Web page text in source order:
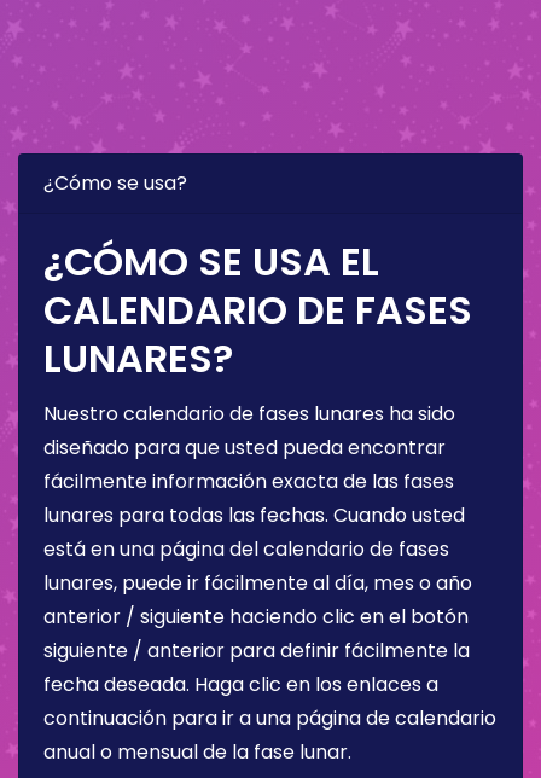
¿Cómo se usa?
¿CÓMO SE USA EL
CALENDARIO DE FASES
LUNARES?
Nuestro calendario de fases lunares ha sido
diseñado para que usted pueda encontrar
fácilmente información exacta de las fases
lunares para todas las fechas. Cuando usted
está en una página del calendario de fases
lunares, puede ir fácilmente al día, mes o año
anterior / siguiente haciendo clic en el botón
siguiente / anterior para definir fácilmente la
fecha deseada. Haga clic en los enlaces a
continuación para ir a una página de calendario
anual o mensual de la fase lunar.